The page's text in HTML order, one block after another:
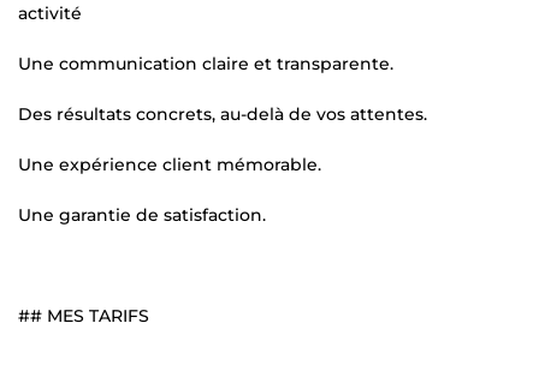
activité
Une communication claire et transparente.
Des résultats concrets, au-delà de vos attentes.
Une expérience client mémorable.
Une garantie de satisfaction.
## MES TARIFS